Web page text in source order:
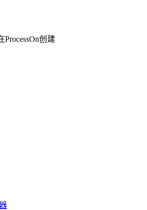
ProcessOn创建